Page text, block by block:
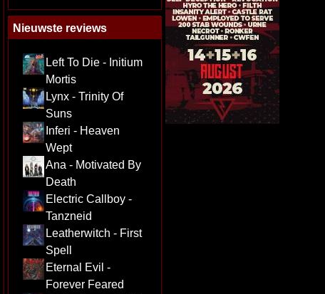
Nieuwste reviews
Left To Die - Initium
Mortis
Lynx - Trinity Of
Suns
Inferi - Heaven
Wept
Ana - Motivated By
Death
Electric Callboy -
Tanzneid
Leatherwitch - First
Spell
Eternal Evil -
Forever Feared